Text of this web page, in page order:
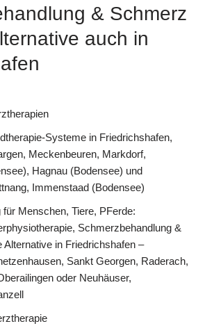
& Schmerz
auch in
Systeme in Friedrichshafen,
Meckenbeuren, Markdorf,
Hagnau (Bodensee) und
Immenstaad (Bodensee)
Menschen, Tiere, PFerde:
Schmerzbehandlung &
Alternative in Friedrichshafen –
Sankt Georgen, Raderach,
oder Neuhäuser,